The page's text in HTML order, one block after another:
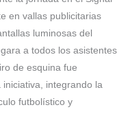
en vallas publicitarias
luminosas del
a todos los asistentes
de esquina fue
integrando la
futbolístico y